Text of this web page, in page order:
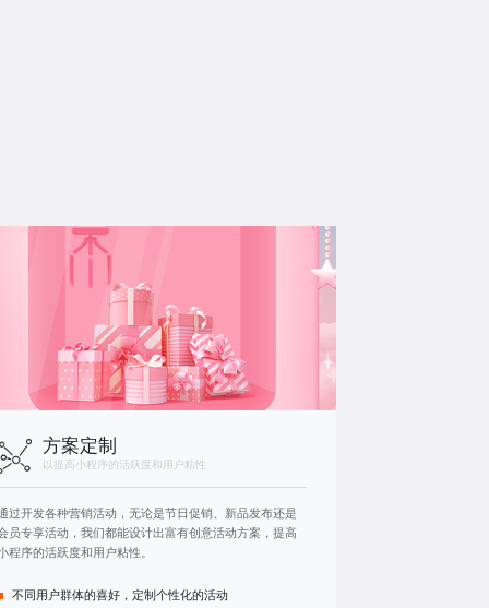
方案定制
以提高小程序的活跃度和用户粘性
过开发各种营销活动，无论是节日促销、新品发布还是
员专享活动，我们都能设计出富有创意活动方案，提高
程序的活跃度和用户粘性。
不同用户群体的喜好，定制个性化的活动